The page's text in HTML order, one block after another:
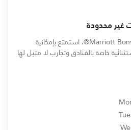
غير محدودة
بصفتك عضوًا في برنامج Marriott Bonvoy®، استمتع بإمكانية
خاصة بالفنادق وتجارب لا مثيل لها